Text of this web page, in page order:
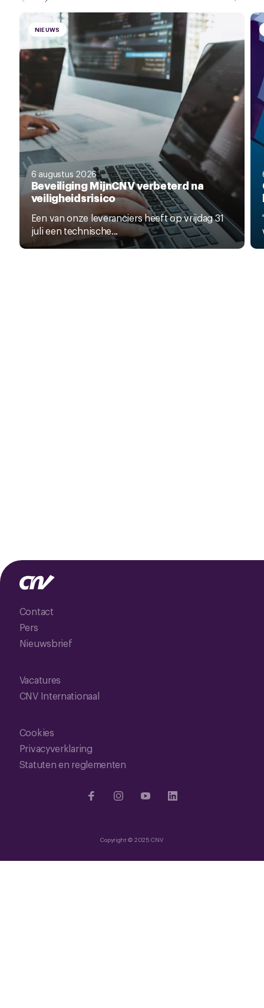
NIEUWS
6 augustus 2026
Beveiliging MijnCNV verbeterd na
veiligheidsrisico
Een van onze leveranciers heeft op vrijdag 31
juli een technische...
Contact
Pers
Nieuwsbrief
Vacatures
CNV Internationaal
Cookies
Privacyverklaring
Statuten en reglementen
Copyright © 2025 CNV